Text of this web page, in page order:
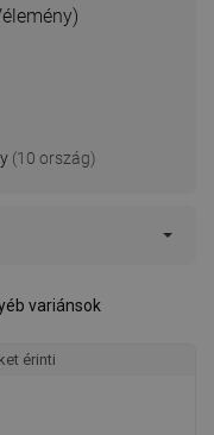
(10 ország)
variánsok
érinti